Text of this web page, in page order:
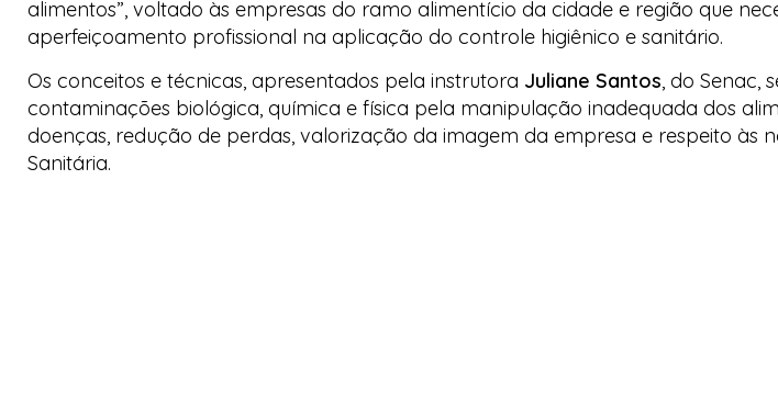
alimentos”, voltado às empresas do ramo alimentício da cidade e região que
aperfeiçoamento profissional na aplicação do controle higiênico e sanitário.
Os conceitos e técnicas, apresentados pela instrutora Juliane Santos, do Senac,
contaminações biológica, química e física pela manipulação inadequada dos
doenças, redução de perdas, valorização da imagem da empresa e respeito às
Sanitária.